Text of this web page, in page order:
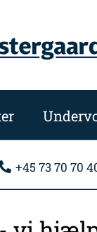
+45 73 70 70